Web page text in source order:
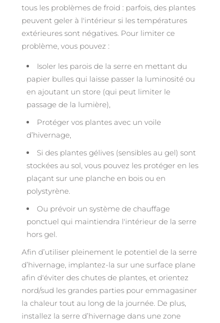
tous les problèmes de froid : parfois, des plantes
peuvent geler à l'intérieur si les températures
extérieures sont négatives. Pour limiter ce
problème, vous pouvez :
Isoler les parois de la serre en mettant du
papier bulles qui laisse passer la luminosité ou
en ajoutant un store (qui peut limiter le
passage de la lumière),
Protéger vos plantes avec un voile
d’hivernage,
Si des plantes gélives (sensibles au gel) sont
stockées au sol, vous pouvez les protéger en les
plaçant sur une planche en bois ou en
polystyrène.
Ou prévoir un système de chauffage
ponctuel qui maintiendra l'intérieur de la serre
hors gel.
Afin d’utiliser pleinement le potentiel de la serre
d’hivernage, implantez-la sur une surface plane
afin d'éviter des chutes de plantes, et orientez
nord/sud les grandes parties pour emmagasiner
la chaleur tout au long de la journée. De plus,
installez la serre d’hivernage dans une zone